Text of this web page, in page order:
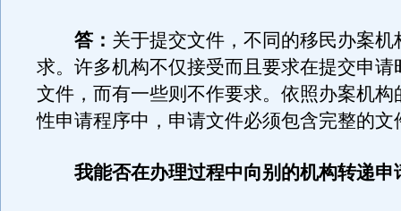
答： 关于提交文件，不同的移民办案机
求。许多机构不仅接受而且要求在提交申请
文件，而有一些则不作要求。依照办案机构
性申请程序中，申请文件必须包含完整的文
我能否在办理过程中向别的机构转递申